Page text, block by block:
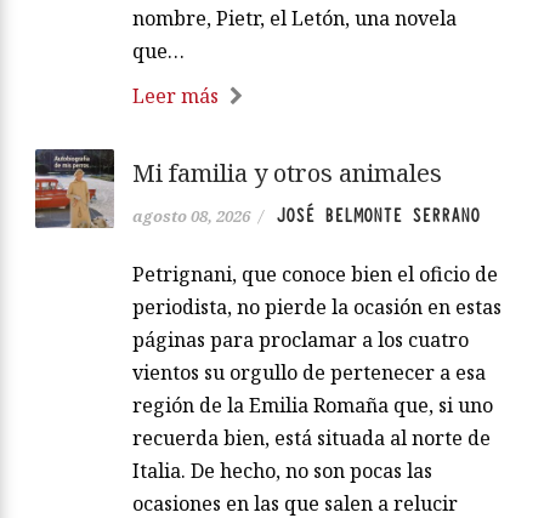
nombre, Pietr, el Letón, una novela
que…
Leer más
Mi familia y otros animales
agosto 08, 2026 / JOSÉ BELMONTE SERRANO
Petrignani, que conoce bien el oficio de
periodista, no pierde la ocasión en estas
páginas para proclamar a los cuatro
vientos su orgullo de pertenecer a esa
región de la Emilia Romaña que, si uno
recuerda bien, está situada al norte de
Italia. De hecho, no son pocas las
ocasiones en las que salen a relucir